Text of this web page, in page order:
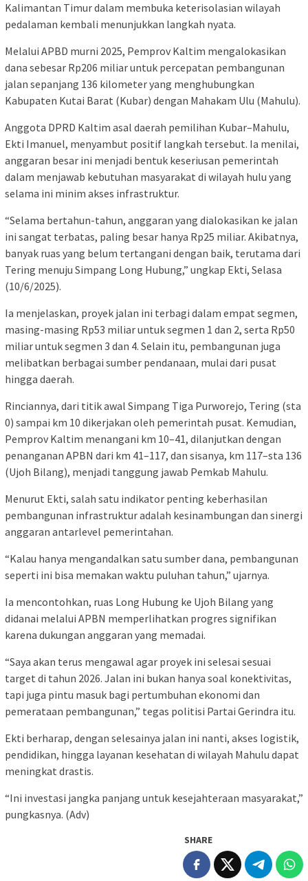
Kalimantan Timur dalam membuka keterisolasian wilayah
pedalaman kembali menunjukkan langkah nyata.
Melalui APBD murni 2025, Pemprov Kaltim mengalokasikan
dana sebesar Rp206 miliar untuk percepatan pembangunan
jalan sepanjang 136 kilometer yang menghubungkan
Kabupaten Kutai Barat (Kubar) dengan Mahakam Ulu (Mahulu).
Anggota DPRD Kaltim asal daerah pemilihan Kubar–Mahulu,
Ekti Imanuel, menyambut positif langkah tersebut. Ia menilai,
anggaran besar ini menjadi bentuk keseriusan pemerintah
dalam menjawab kebutuhan masyarakat di wilayah hulu yang
selama ini minim akses infrastruktur.
“Selama bertahun-tahun, anggaran yang dialokasikan ke jalan
ini sangat terbatas, paling besar hanya Rp25 miliar. Akibatnya,
banyak ruas yang belum tertangani dengan baik, terutama dari
Tering menuju Simpang Long Hubung,” ungkap Ekti, Selasa
(10/6/2025).
Ia menjelaskan, proyek jalan ini terbagi dalam empat segmen,
masing-masing Rp53 miliar untuk segmen 1 dan 2, serta Rp50
miliar untuk segmen 3 dan 4. Selain itu, pembangunan juga
melibatkan berbagai sumber pendanaan, mulai dari pusat
hingga daerah.
Rinciannya, dari titik awal Simpang Tiga Purworejo, Tering (sta
0) sampai km 10 dikerjakan oleh pemerintah pusat. Kemudian,
Pemprov Kaltim menangani km 10–41, dilanjutkan dengan
penanganan APBN dari km 41–117, dan sisanya, km 117–sta 136
(Ujoh Bilang), menjadi tanggung jawab Pemkab Mahulu.
Menurut Ekti, salah satu indikator penting keberhasilan
pembangunan infrastruktur adalah kesinambungan dan sinergi
anggaran antarlevel pemerintahan.
“Kalau hanya mengandalkan satu sumber dana, pembangunan
seperti ini bisa memakan waktu puluhan tahun,” ujarnya.
Ia mencontohkan, ruas Long Hubung ke Ujoh Bilang yang
didanai melalui APBN memperlihatkan progres signifikan
karena dukungan anggaran yang memadai.
“Saya akan terus mengawal agar proyek ini selesai sesuai
target di tahun 2026. Jalan ini bukan hanya soal konektivitas,
tapi juga pintu masuk bagi pertumbuhan ekonomi dan
pemerataan pembangunan,” tegas politisi Partai Gerindra itu.
Ekti berharap, dengan selesainya jalan ini nanti, akses logistik,
pendidikan, hingga layanan kesehatan di wilayah Mahulu dapat
meningkat drastis.
“Ini investasi jangka panjang untuk kesejahteraan masyarakat,”
pungkasnya. (Adv)
SHARE